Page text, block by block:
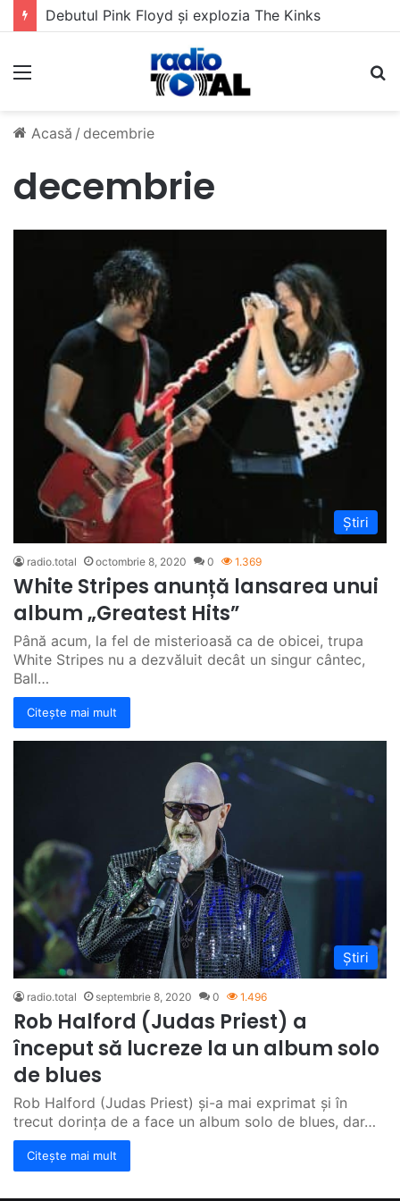
Debutul Pink Floyd și explozia The Kinks
Meniu
Acasă / decembrie
decembrie
Știri
radio.total octombrie 8, 2020 0 1.369
White Stripes anunță lansarea unui
album „Greatest Hits”
Până acum, la fel de misterioasă ca de obicei, trupa
White Stripes nu a dezvăluit decât un singur cântec,
Ball…
Citește mai mult
Știri
radio.total septembrie 8, 2020 0 1.496
Rob Halford (Judas Priest) a
început să lucreze la un album solo
de blues
Rob Halford (Judas Priest) și-a mai exprimat și în
trecut dorința de a face un album solo de blues, dar…
Citește mai mult